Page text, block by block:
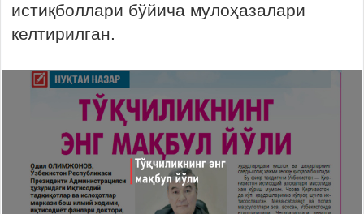
истиқболлари бўйича мулоҳазалари
келтирилган.